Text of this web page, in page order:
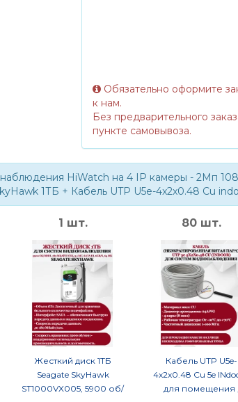
Обязательно оформите
к нам.
Без предварительного
пункте самовывоза.
HiWatch на 4 IP камеры - 2Мп
1ТБ + Кабель UTP U5e-4x2x0.48 Cu
1 шт.
Жесткий диск 1ТБ
Seagate SkyHawk
ST1000VX005, 5900 об/
80 шт.
Кабель UTP U5e-
4x2x0.48 Cu 5e
для помещения ,